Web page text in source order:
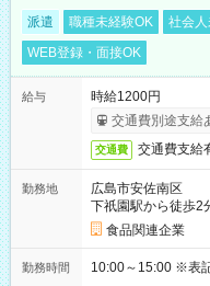
派遣 職種未経験OK 社会
WEB登録・面接OK
給与
時給1200円
交通費別途支給
交通費 交通費支給
勤務地
広島市安佐南区
下祇園駅から徒歩2
食品関連企業
勤務時間 10:00～